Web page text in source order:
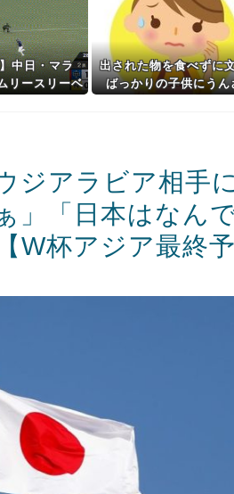
中日・マラ
リースリーベ
出された物を食べずに
ばっかりの子供にうん
ジアラビア相手
」「日本はなん
W杯アジア最終予